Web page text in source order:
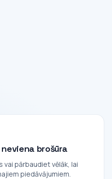
brošūra
pārbaudiet vēlāk, lai
piedāvājumiem.